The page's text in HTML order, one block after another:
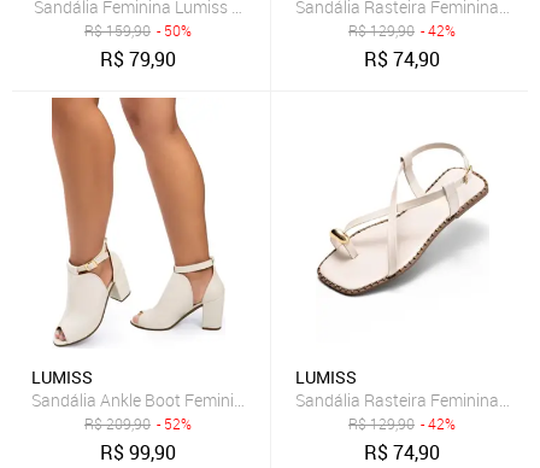
Sandália Feminina Lumiss Rasteira Fisherman Confortável Bico
R$159,90 - 50%
R$79,90
Sandália Rasteira Feminina
R$129,90 - 42%
R$74,90
LUMISS
Sandália Ankle Boot Feminina Lumiss Bota Salto Grosso Fechada
R$209,90 - 52%
R$99,90
LUMISS
Sandália Rasteira Feminina
R$129,90 - 42%
R$74,90